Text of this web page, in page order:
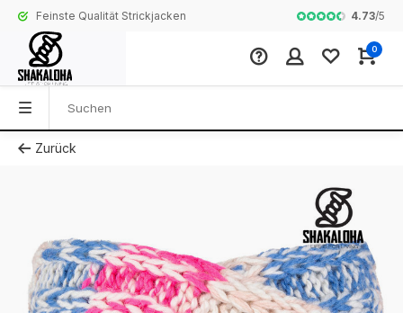
Feinste Qualität Strickjacken Komplette
4.73/5
0
Zurück